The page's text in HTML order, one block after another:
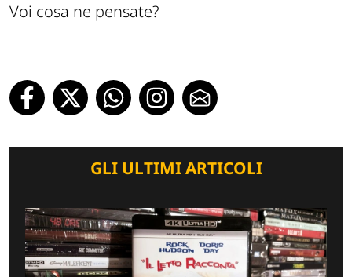
Voi cosa ne pensate?
GLI ULTIMI ARTICOLI